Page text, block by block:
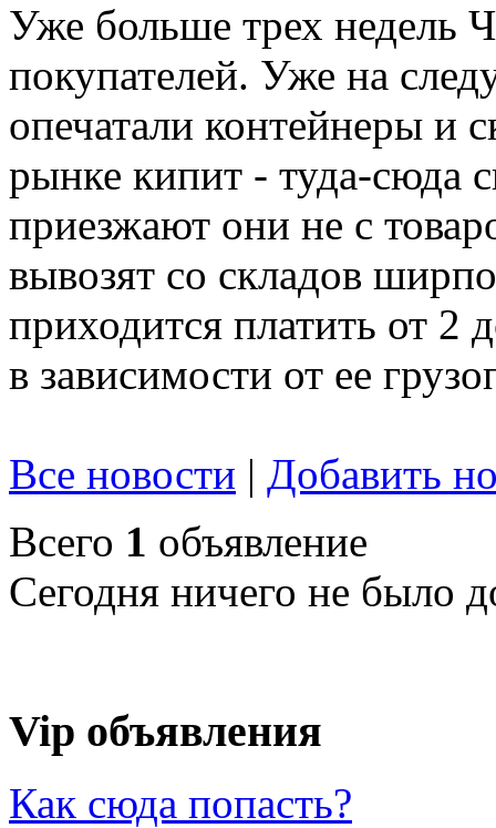
Уже больше трех недель
покупателей. Уже на
опечатали контейнеры и
рынке кипит - туда-сюда
приезжают они не с
вывозят со складов
приходится платить от 2
в зависимости от ее
Все новости | Добавить
Всего 1 объявление
Сегодня ничего не было
Vip объявления
Как сюда попасть?